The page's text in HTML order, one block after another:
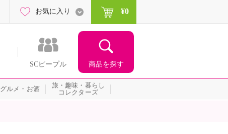
SCピープル 商品を探す
お気に入り ¥0
グルメ・お酒
旅・趣味・暮らし
コレクターズ